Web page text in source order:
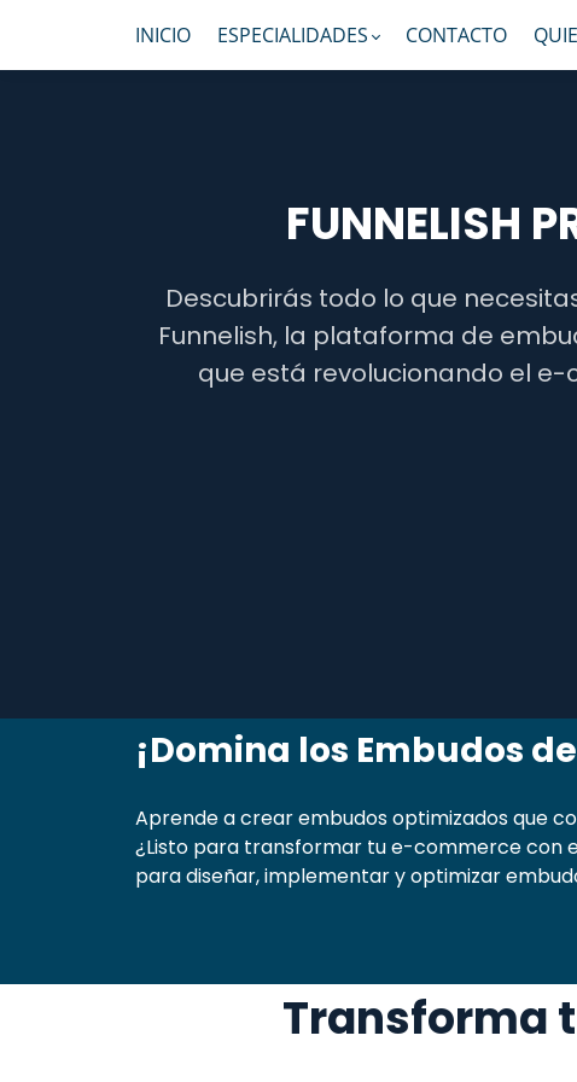
INICIO ESPECIALIDADES CONTACTO
FUNNELISH
Descubrirás todo lo que
Funnelish, la plataforma de
que está revolucionando el e-
¡Domina los Embudos
Aprende a crear embudos optimizados que
¿Listo para transformar tu e-commerce con
para diseñar, implementar y optimizar
Transforma